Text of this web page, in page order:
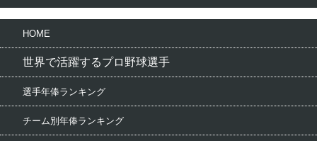
HOME
世界で活躍するプロ野球選手
選手年俸ランキング
チーム別年俸ランキング